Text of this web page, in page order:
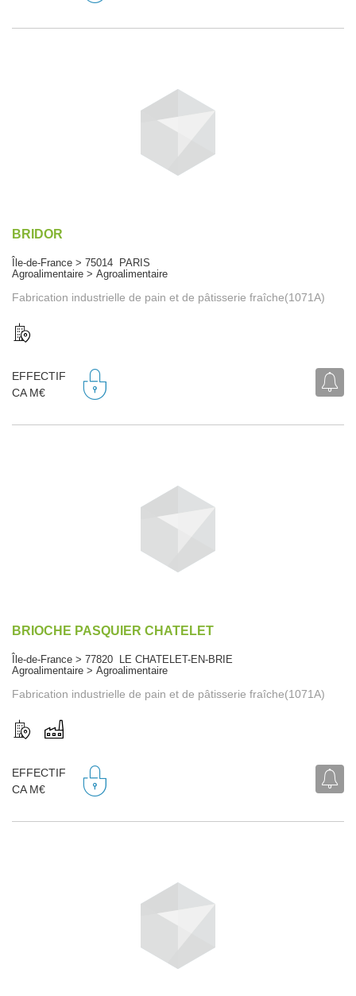
BRIDOR
Île-de-France > 75014 PARIS
Agroalimentaire > Agroalimentaire
Fabrication industrielle de pain et de pâtisserie fraîche(1071A)
EFFECTIF
CA M€
BRIOCHE PASQUIER CHATELET
Île-de-France > 77820 LE CHATELET-EN-BRIE
Agroalimentaire > Agroalimentaire
Fabrication industrielle de pain et de pâtisserie fraîche(1071A)
EFFECTIF
CA M€